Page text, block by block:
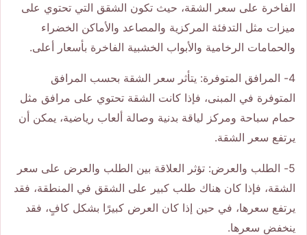
الفاخرة على سعر الشقة، حيث تكون الشقق التي تحتوي على
ميزات مثل التدفئة المركزية والمصاعد والأماكن الخضراء
والحمامات الرخامية والأبواب الخشبية الفاخرة بأسعار أعلى.
4- المرافق المتوفرة: يتأثر سعر الشقة بحسب المرافق
المتوفرة في المبنى، فإذا كانت الشقة تحتوي على مرافق مثل
حمام سباحة ومركز لياقة بدنية وصالة ألعاب رياضية، يمكن أن
يرتفع سعر الشقة.
5- الطلب والعرض: تؤثر العلاقة بين الطلب والعرض على سعر
الشقة، فإذا كان هناك طلب كبير على الشقق في المنطقة، فقد
يرتفع سعرها، في حين إذا كان العرض كبيرًا بشكل كافٍ، فقد
ينخفض سعرها.